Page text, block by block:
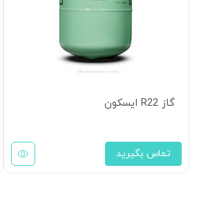
گاز R22 ایسکون
تماس بگیرید